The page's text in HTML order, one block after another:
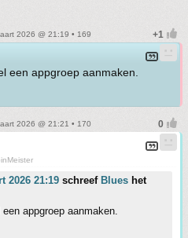
2026 @ 21:19 • 169
een appgroep aanmaken.
2026 @ 21:21 • 170
2026 21:19 schreef Blues het
appgroep aanmaken.